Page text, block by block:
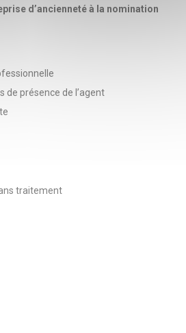
d’ancienneté à la nomination
de présence de l’agent
traitement